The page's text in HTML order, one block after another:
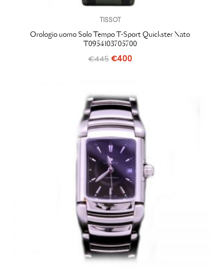
TISSOT
Orologio uomo Solo Tempo T-Sport Quickster Nato
T0954103705700
€445 €400